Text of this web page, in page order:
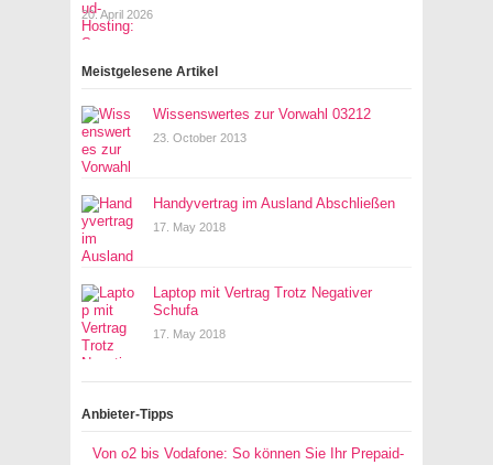
20. April 2026
Meistgelesene Artikel
Wissenswertes zur Vorwahl 03212
23. October 2013
Handyvertrag im Ausland Abschließen
17. May 2018
Laptop mit Vertrag Trotz Negativer
Schufa
17. May 2018
Anbieter-Tipps
Von o2 bis Vodafone: So können Sie Ihr Prepaid-